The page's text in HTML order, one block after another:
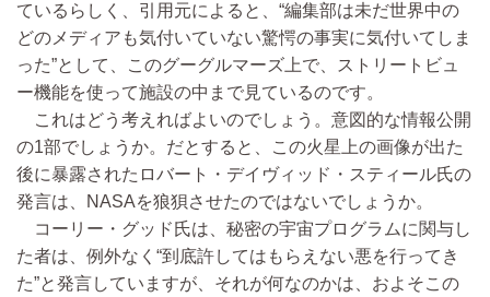
ているらしく、引用元によると、“編集部は未だ世界中の
どのメディアも気付いていない驚愕の事実に気付いてしま
った”として、このグーグルマーズ上で、ストリートビュ
ー機能を使って施設の中まで見ているのです。
これはどう考えればよいのでしょう。意図的な情報公開
の1部でしょうか。だとすると、この火星上の画像が出た
後に暴露されたロバート・デイヴィッド・スティール氏の
発言は、NASAを狼狽させたのではないでしょうか。
コーリー・グッド氏は、秘密の宇宙プログラムに関与し
た者は、例外なく“到底許してはもらえない悪を行ってき
た”と発言していますが、それが何なのかは、およそこの